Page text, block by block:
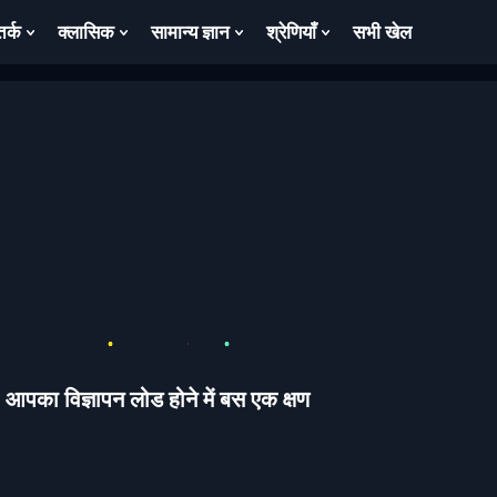
Show
क्लासिक
Show
सामान्य ज्ञान
Show
श्रेणियाँ
Show
सभी खेल
आपका विज्ञापन लोड होने में बस एक क्षण